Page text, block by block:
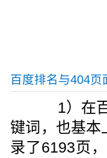
百度排名与404页
1）在百
键词，也基本
录了6193页